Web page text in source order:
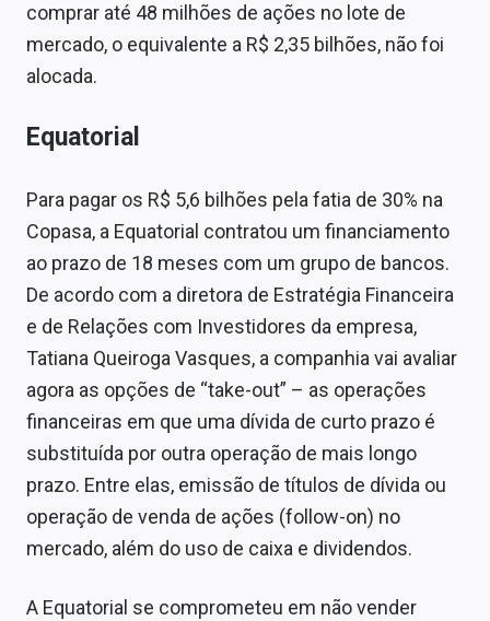
comprar até 48 milhões de ações no lote de
mercado, o equivalente a R$ 2,35 bilhões, não foi
alocada.
Equatorial
Para pagar os R$ 5,6 bilhões pela fatia de 30% na
Copasa, a Equatorial contratou um financiamento
ao prazo de 18 meses com um grupo de bancos.
De acordo com a diretora de Estratégia Financeira
e de Relações com Investidores da empresa,
Tatiana Queiroga Vasques, a companhia vai avaliar
agora as opções de “take-out” – as operações
financeiras em que uma dívida de curto prazo é
substituída por outra operação de mais longo
prazo. Entre elas, emissão de títulos de dívida ou
operação de venda de ações (follow-on) no
mercado, além do uso de caixa e dividendos.
A Equatorial se comprometeu em não vender